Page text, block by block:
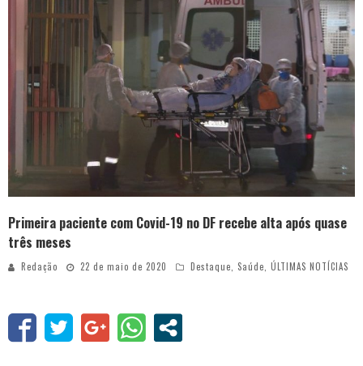
Primeira paciente com Covid-19 no DF recebe alta após quase
três meses
Redação 22 de maio de 2020 Destaque Saúde ÚLTIMAS NOTÍCIAS